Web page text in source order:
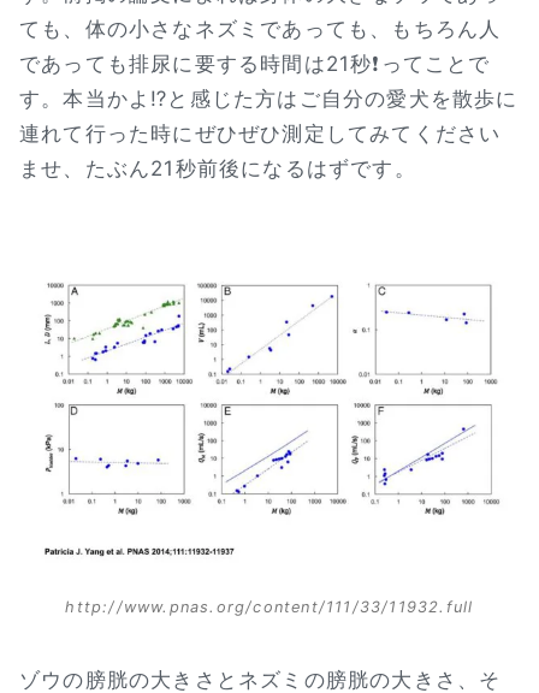
ても、体の小さなネズミであっても、もちろん人
であっても排尿に要する時間は21秒❗ってことで
す。本当かよ⁉と感じた方はご自分の愛犬を散歩に
連れて行った時にぜひぜひ測定してみてください
ませ、たぶん21秒前後になるはずです。
http://www.pnas.org/content/111/33/11932.full
ゾウの膀胱の大きさとネズミの膀胱の大きさ、そ